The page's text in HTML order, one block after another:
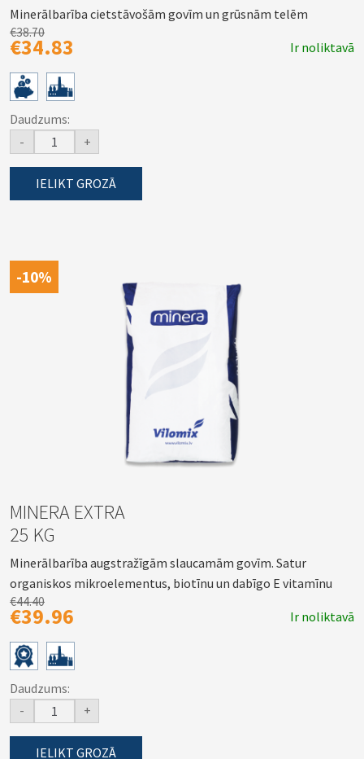
Minerālbarība cietstāvošām govīm un grūsnām telēm
€38.70
€34.83 Ir noliktavā
Daudzums:
-
+
IELIKT GROZĀ
-10%
MINERA EXTRA
25 KG
Minerālbarība augstražīgām slaucamām govīm. Satur
organiskos mikroelementus, biotīnu un dabīgo E vitamīnu
€44.40
€39.96 Ir noliktavā
Daudzums:
-
+
IELIKT GROZĀ